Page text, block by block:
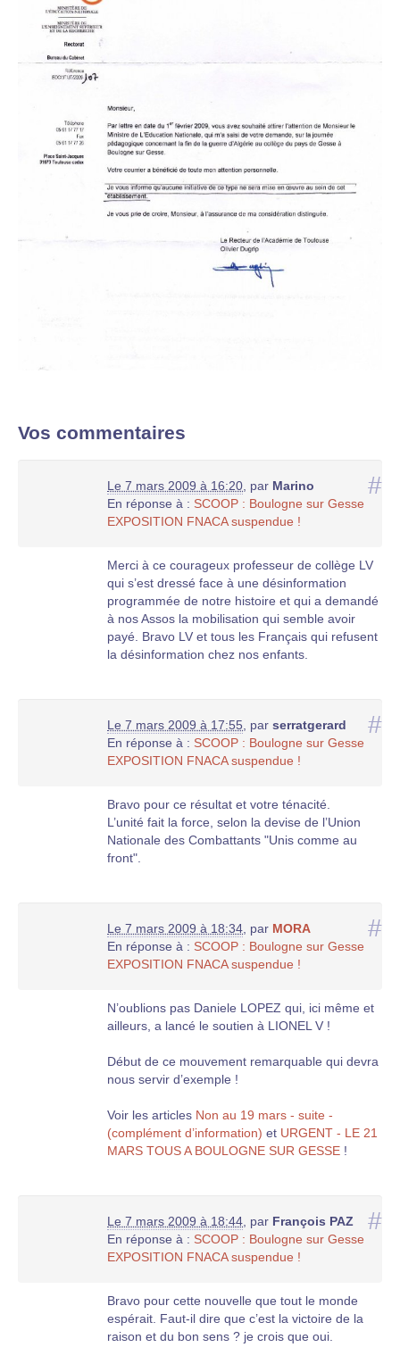
Vos commentaires
#
Le 7 mars 2009 à 16:20, par Marino
En réponse à : SCOOP : Boulogne sur Gesse
EXPOSITION FNACA suspendue !
Merci à ce courageux professeur de collège LV
qui s’est dressé face à une désinformation
programmée de notre histoire et qui a demandé
à nos Assos la mobilisation qui semble avoir
payé. Bravo LV et tous les Français qui refusent
la désinformation chez nos enfants.
#
Le 7 mars 2009 à 17:55, par serratgerard
En réponse à : SCOOP : Boulogne sur Gesse
EXPOSITION FNACA suspendue !
Bravo pour ce résultat et votre ténacité.
L’unité fait la force, selon la devise de l’Union
Nationale des Combattants "Unis comme au
front".
#
Le 7 mars 2009 à 18:34, par MORA
En réponse à : SCOOP : Boulogne sur Gesse
EXPOSITION FNACA suspendue !
N’oublions pas Daniele LOPEZ qui, ici même et
ailleurs, a lancé le soutien à LIONEL V !
Début de ce mouvement remarquable qui devra
nous servir d’exemple !
Voir les articles Non au 19 mars - suite -
(complément d’information) et URGENT - LE 21
MARS TOUS A BOULOGNE SUR GESSE !
#
Le 7 mars 2009 à 18:44, par François PAZ
En réponse à : SCOOP : Boulogne sur Gesse
EXPOSITION FNACA suspendue !
Bravo pour cette nouvelle que tout le monde
espérait. Faut-il dire que c’est la victoire de la
raison et du bon sens ? je crois que oui.